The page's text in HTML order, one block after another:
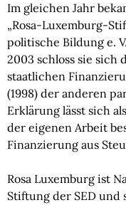
Im gleichen Jahr
„Rosa-Luxemburg-
politische Bildung e.
2003 schloss sie sich
staatlichen
(1998) der anderen
Erklärung lässt sich
der eigenen Arbeit
Finanzierung aus
Rosa Luxemburg ist
Stiftung der SED und